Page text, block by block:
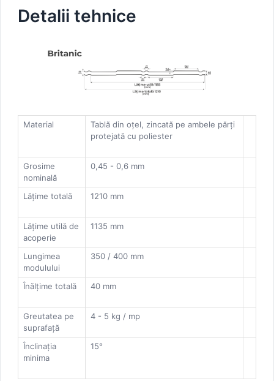
Detalii tehnice
Material
Tablă din oțel, zincată pe ambele părți
protejată cu poliester
Grosime
nominală
0,45 - 0,6 mm
Lățime totală 1210 mm
Lățime utilă de
acoperie
1135 mm
Lungimea
modulului
350 / 400 mm
Înălțime totală 40 mm
Greutatea pe
suprafață
4 - 5 kg / mp
Înclinația
minima
15°